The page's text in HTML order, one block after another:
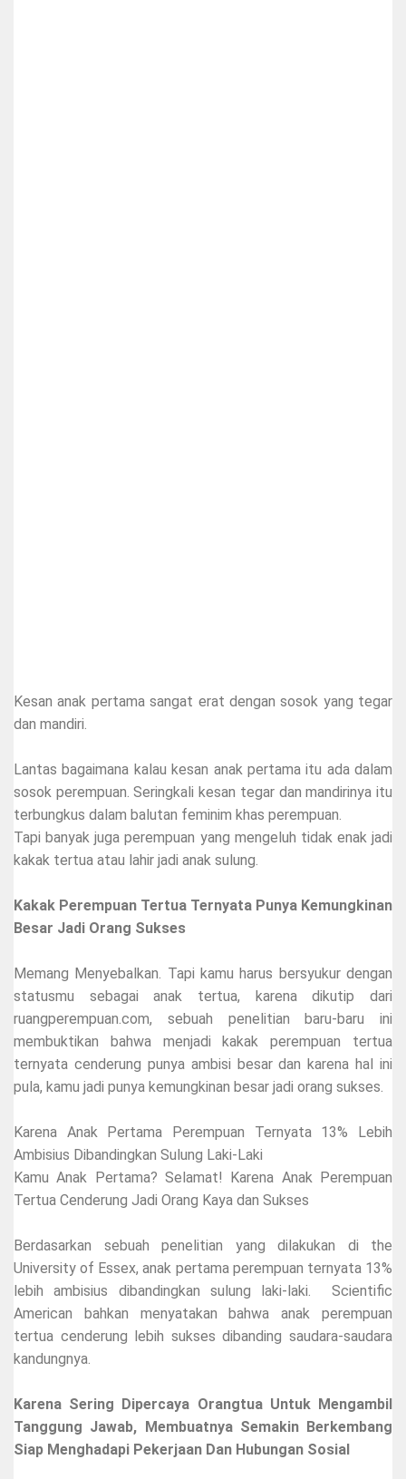
Kesan anak pertama sangat erat dengan sosok yang tegar
dan mandiri.
Lantas bagaimana kalau kesan anak pertama itu ada dalam
sosok perempuan. Seringkali kesan tegar dan mandirinya itu
terbungkus dalam balutan feminim khas perempuan.
Tapi banyak juga perempuan yang mengeluh tidak enak jadi
kakak tertua atau lahir jadi anak sulung.
Kakak Perempuan Tertua Ternyata Punya Kemungkinan
Besar Jadi Orang Sukses
Memang Menyebalkan. Tapi kamu harus bersyukur dengan
statusmu sebagai anak tertua, karena dikutip dari
ruangperempuan.com, sebuah penelitian baru-baru ini
membuktikan bahwa menjadi kakak perempuan tertua
ternyata cenderung punya ambisi besar dan karena hal ini
pula, kamu jadi punya kemungkinan besar jadi orang sukses.
Karena Anak Pertama Perempuan Ternyata 13% Lebih
Ambisius Dibandingkan Sulung Laki-Laki
Kamu Anak Pertama? Selamat! Karena Anak Perempuan
Tertua Cenderung Jadi Orang Kaya dan Sukses
Berdasarkan sebuah penelitian yang dilakukan di the
University of Essex, anak pertama perempuan ternyata 13%
lebih ambisius dibandingkan sulung laki-laki. Scientific
American bahkan menyatakan bahwa anak perempuan
tertua cenderung lebih sukses dibanding saudara-saudara
kandungnya.
Karena Sering Dipercaya Orangtua Untuk Mengambil
Tanggung Jawab, Membuatnya Semakin Berkembang
Siap Menghadapi Pekerjaan Dan Hubungan Sosial